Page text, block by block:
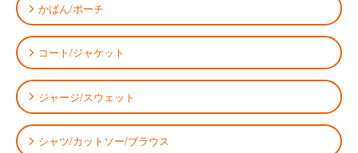
かばん/ポーチ
コート/ジャケット
ジャージ/スウェット
シャツ/カットソー/ブラウス